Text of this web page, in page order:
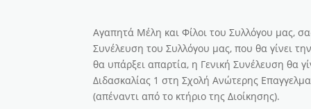
Αγαπητά Μέλη και Φίλοι του Συλλόγου μας,
Συνέλευση του Συλλόγου μας, που θα γίνει
θα υπάρξει απαρτία, η Γενική Συνέλευση θα
Διδασκαλίας 1 στη Σχολή Ανώτερης
(απέναντι από το κτήριο της Διοίκησης).